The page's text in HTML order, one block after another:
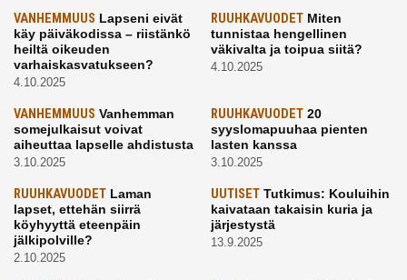
VANHEMMUUS Lapseni eivät
käy päiväkodissa – riistänkö
heiltä oikeuden
varhaiskasvatukseen?
4.10.2025
RUUHKAVUODETMiten
tunnistaa hengellinen
väkivalta ja toipua siitä?
4.10.2025
VANHEMMUUS Vanhemman
somejulkaisut voivat
aiheuttaa lapselle ahdistusta
3.10.2025
RUUHKAVUODET20
syyslomapuuhaa pienten
lasten kanssa
3.10.2025
RUUHKAVUODET Laman
lapset, ettehän siirrä
köyhyyttä eteenpäin
jälkipolville?
2.10.2025
UUTISETTutkimus: Kouluihin
kaivataan takaisin kuria ja
järjestystä
13.9.2025